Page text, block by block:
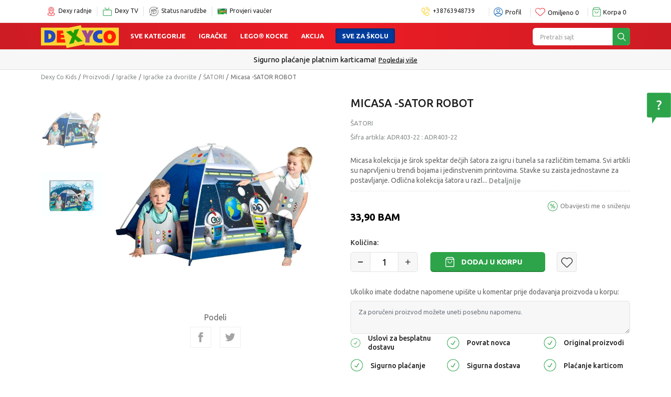
Dexy radnje Dexy TV Status narudžbe Provjeri vaučer +38763948739 Profil Omiljeno 0 Korpa 0
Pretraži sajt
SVE KATEGORIJE IGRAČKE LEGO® KOCKE AKCIJA SVE ZA ŠKOLU
Sigurno plaćanje platnim karticama! Pogledaj više
Dexy Co Kids Proizvodi Igračke Igračke za dvorište ŠATORI Micasa -SATOR ROBOT
Podeli
MICASA -SATOR ROBOT
ŠATORI
Šifra artikla: ADR403-22 : ADR403-22
Micasa kolekcija je širok spektar dečjih šatora za igru i tunela sa različitim temama. Svi artikli
su naprvljeni u trendi bojama i jedinstvenim printovima. Stavke su zaista jednostavne za
postavljanje. Odlična kolekcija šatora u razl... Detaljnije
33,90 BAM
Obavijesti me o sniženju
Količina:
DODAJ U KORPU
Ukoliko imate dodatne napomene upišite u komentar prije dodavanja proizvoda u korpu:
Uslovi za besplatnu
dostavu
Povrat novca Original proizvodi
Sigurno plaćanje Sigurna dostava Plaćanje karticom